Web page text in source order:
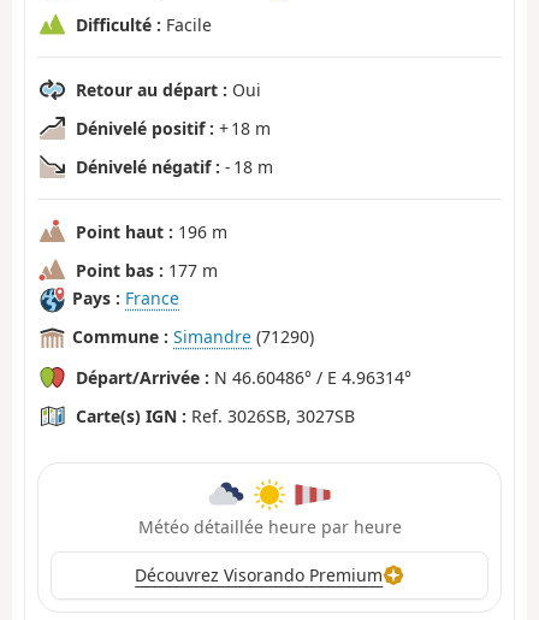
Difficulté : Facile
Retour au départ : Oui
Dénivelé positif : + 18 m
Dénivelé négatif : - 18 m
Point haut : 196 m
Point bas : 177 m
Pays : France
Commune : Simandre (71290)
Départ/Arrivée : N 46.60486° / E 4.96314°
Carte(s) IGN : Ref. 3026SB, 3027SB
Météo détaillée heure par heure
Découvrez Visorando Premium